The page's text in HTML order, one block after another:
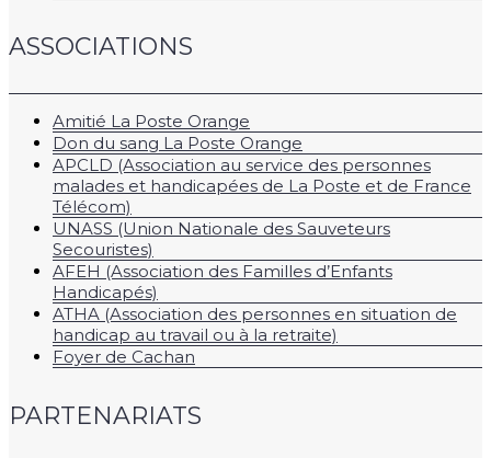
ASSOCIATIONS
Amitié La Poste Orange
Don du sang La Poste Orange
APCLD (Association au service des personnes
malades et handicapées de La Poste et de France
Télécom)
UNASS (Union Nationale des Sauveteurs
Secouristes)
AFEH (Association des Familles d’Enfants
Handicapés)
ATHA (Association des personnes en situation de
handicap au travail ou à la retraite)
Foyer de Cachan
PARTENARIATS